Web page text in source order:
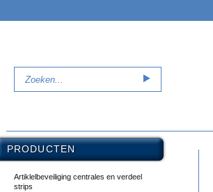
PRODUCTEN
Artiklelbeveiliging centrales en verdeel
strips